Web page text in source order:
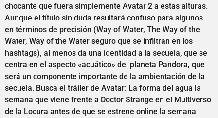
chocante que fuera simplemente Avatar 2 a estas alturas.
Aunque el título sin duda resultará confuso para algunos
en términos de precisión (Way of Water, The Way of the
Water, Way of the Water seguro que se infiltran en los
hashtags), al menos da una identidad a la secuela, que se
centra en el aspecto «acuático» del planeta Pandora, que
será un componente importante de la ambientación de la
secuela. Busca el tráiler de Avatar: La forma del agua la
semana que viene frente a Doctor Strange en el Multiverso
de la Locura antes de que se estrene online la semana